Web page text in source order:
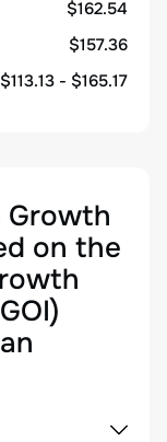
$162.54
$157.36
$113.13 - $165.17
Growth
on the